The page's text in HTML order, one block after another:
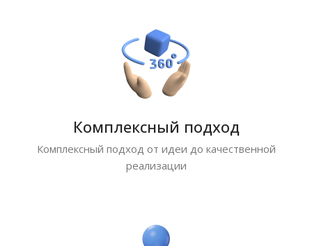
Комплексный подход
Комплексный подход от идеи до качественной
реализации